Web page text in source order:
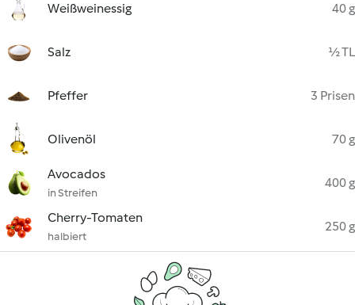
Weißweinessig 40 g
Salz ½ TL
Pfeffer 3 Prisen
Olivenöl 70 g
Avocados
in Streifen
400 g
Cherry-Tomaten
halbiert
250 g